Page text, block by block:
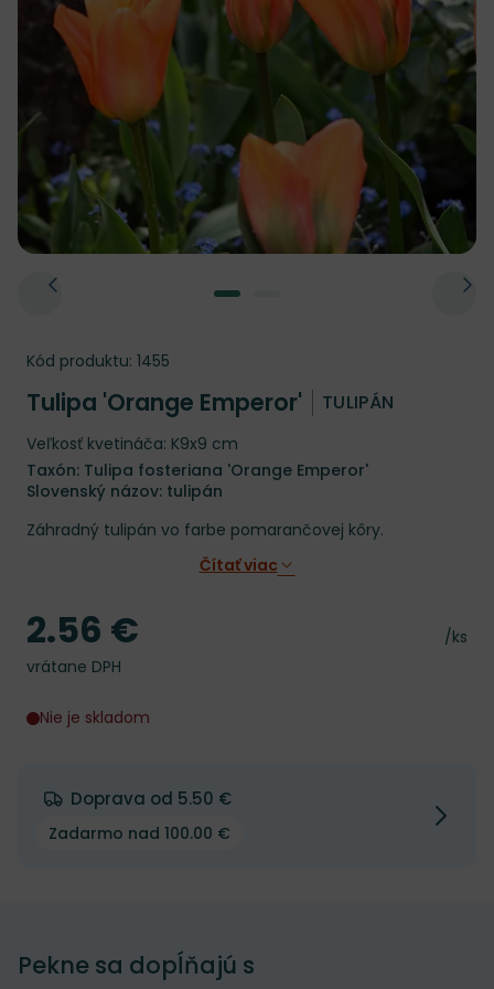
Kód produktu: 1455
Tulipa 'Orange Emperor' TULIPÁN
Veľkosť kvetináča: K9x9 cm
Taxón: Tulipa fosteriana 'Orange Emperor'
Slovenský názov: tulipán
Záhradný tulipán vo farbe pomarančovej kôry.
Čítať viac
Cena
/ks
Cena
2.56 €
vrátane DPH
Nie je skladom
Doprava od 5.50 €
Zadarmo nad 100.00 €
Pekne sa dopĺňajú s